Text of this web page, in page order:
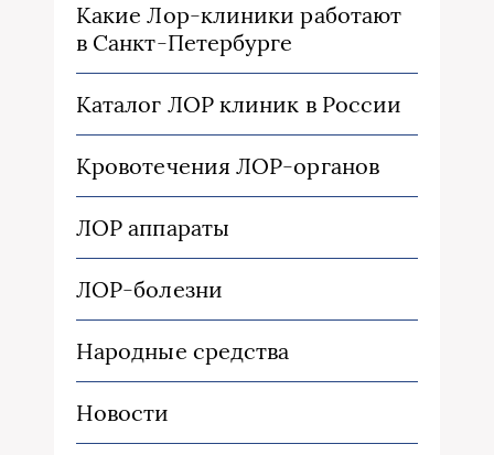
Какие Лор-клиники работают
в Санкт-Петербурге
Каталог ЛОР клиник в России
Кровотечения ЛОР-органов
ЛОР аппараты
ЛОР-болезни
Народные средства
Новости